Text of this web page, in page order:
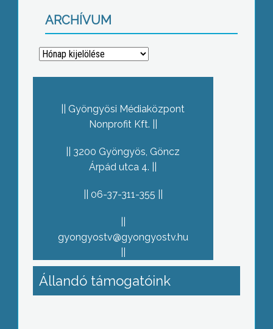
ARCHÍVUM
Archívum
Gyöngyösi Médiaközpont
Nonprofit Kft.
3200 Gyöngyös, Göncz
Árpád utca 4.
06-37-311-355
gyongyostv@gyongyostv.hu
Állandó támogatóink